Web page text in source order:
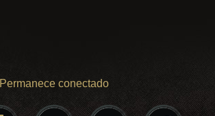
Permanece conectado